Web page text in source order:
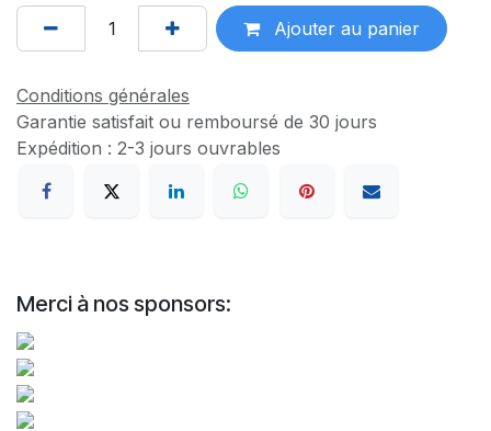
Ajouter au panier
Conditions générales
Garantie satisfait ou remboursé de 30 jours
Expédition : 2-3 jours ouvrables
Merci à nos sponsors: